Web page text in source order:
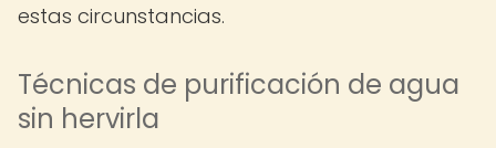
estas circunstancias.
Técnicas de purificación de agua
sin hervirla